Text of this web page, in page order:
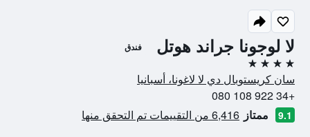
لا لوجونا جراند هوتل فندق
4 نجوم
سان كريستوبال دي لا لاغونا، أسبانيا
+34 922 108 080
9.1 ممتاز 6,416 من التقييمات تم التحقق منها